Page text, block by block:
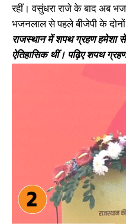
रहीं। वसुंधरा राजे के बाद अब
भजनलाल से पहले बीजेपी के
राजस्थान में शपथ ग्रहण हमेशा
ऐतिहासिक थीं। पढ़िए शपथ